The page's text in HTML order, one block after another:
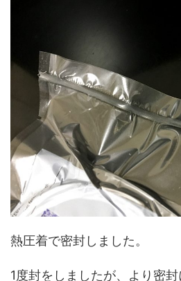
熱圧着で密封しました。
1度封をしましたが、より密